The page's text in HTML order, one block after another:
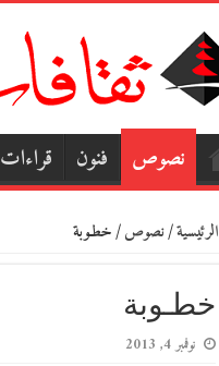
نصوص فنون قراءات
الرئيسية/نصوص/خطـوبة
خطـوبة
نوفمبر 4, 2013